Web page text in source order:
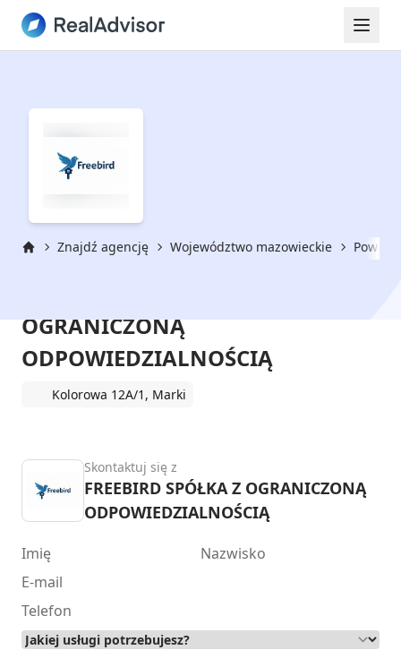
Znajdź agencję Województwo mazowieckie Powiat
OGRANICZONĄ
ODPOWIEDZIALNOŚCIĄ
Kolorowa 12A/1, Marki
Skontaktuj się z
FREEBIRD SPÓŁKA Z OGRANICZONĄ
ODPOWIEDZIALNOŚCIĄ